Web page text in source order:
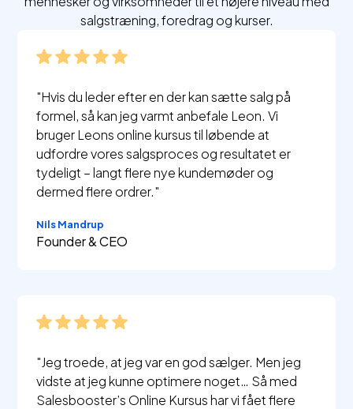
salgstræning, foredrag og kurser.
"Hvis du leder efter en der kan sætte salg på
formel, så kan jeg varmt anbefale Leon. Vi
bruger Leons online kursus til løbende at
udfordre vores salgsproces og resultatet er
tydeligt – langt flere nye kundemøder og
dermed flere ordrer."
Nils Mandrup
Founder & CEO
"Jeg troede, at jeg var en god sælger. Men jeg
vidste at jeg kunne optimere noget… Så med
Salesbooster’s Online Kursus har vi fået flere